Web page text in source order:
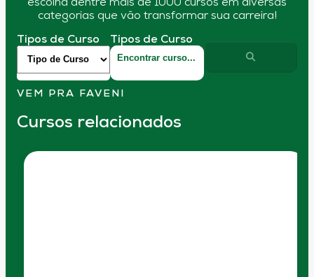
escolha dentre mais de 1000 cursos em diversas
categorias que vão transformar sua carreira!
Tipos de Curso Tipos de Curso
VEM PRA FAVENI
Cursos relacionados